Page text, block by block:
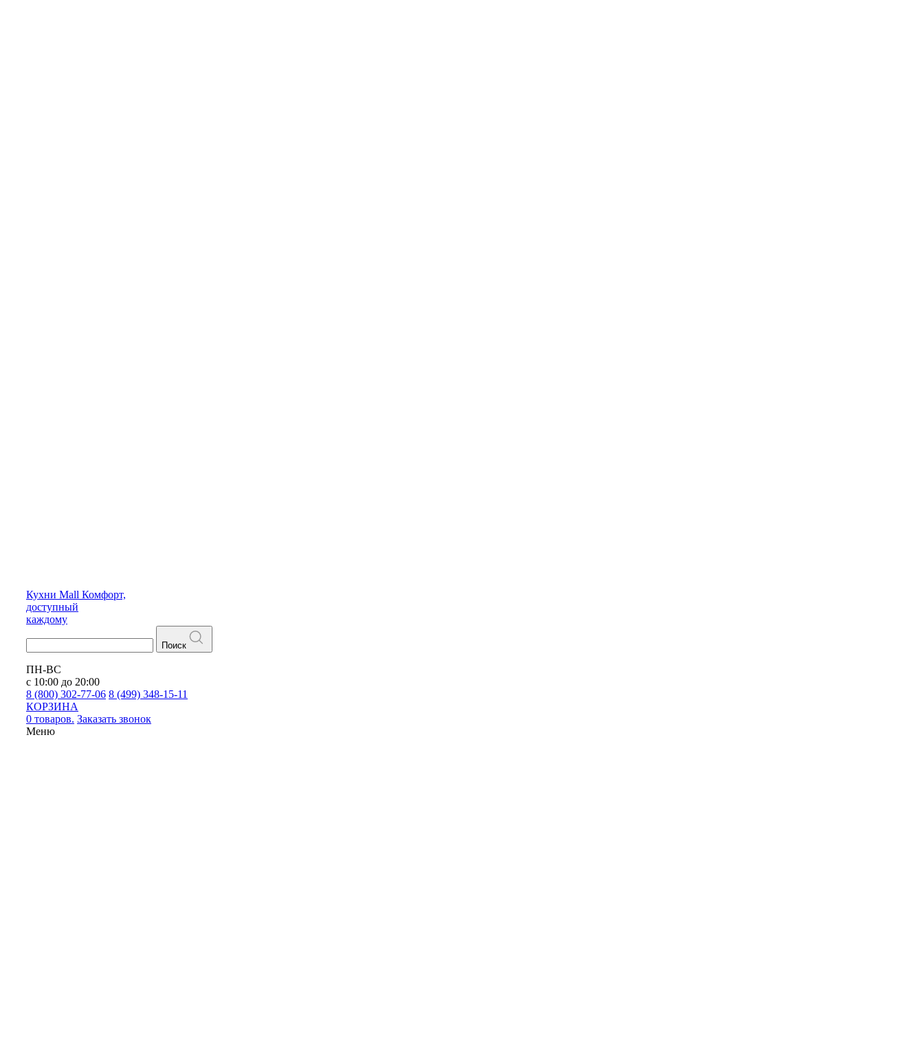
Кухни Mall Комфорт,
доступный
каждому
Поиск
ПН-ВС
с 10:00 до 20:00
8 (800) 302-77-06 8 (499) 348-15-11
КОРЗИНА
0 товаров. Заказать звонок
Меню